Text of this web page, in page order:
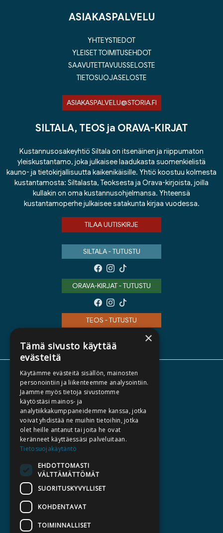
ASIAKASPALVELU
YHTEYSTIEDOT
YLEISET TOIMITUSEHDOT
SAAVUTETTAVUUSSELOSTE
TIETOSUOJASELOSTE
ASIAKASPALVELU@STORIA.FI
SILTALA, TEOS ja ORAVA-KIRJAT
Kustannusosakeyhtiö Siltala on itsenäinen ja riippumaton
yleiskustantamo, joka julkaisee laadukasta suomenkielistä
kauno- ja tietokirjallisuutta kaikenikäisille. Yhtiö koostuu kolmesta
kustantamosta: Siltalasta, Teoksesta ja Orava-kirjoista, joilla
kullakin on oma kustannusohjelmansa. Yhteensä
kustantamoperhe julkaisee satakunta kirjaa vuodessa.
TILAA UUTISKIRJE
SILTALA - TUTUSTU
ORAVA-KIRJAT - TUTUSTU
TEOS - TUTUSTU
TIETOA MEISTÄ
TEKIJÄT
KATALOGIT
AJANKOHTAISTA
HALUATKO KIRJAILIJAKSI
KIRJA TILAUSTYÖNÄ
MEDIALLE
LASKUTUSOSOITTEET
×
Tämä sivusto käyttää
evästeitä
Käytämme evästeitä sisällön, mainosten
personointiin ja liikenteemme analysointiin.
Jaamme myös tietoja sivustomme
käytöstäsi mainos- ja
analytiikkakumppaneidemme kanssa, jotka
voivat yhdistää ne muihin tietoihin, jotka
olet heille antanut tai joita he ovat
keränneet käyttäessäsi palveluitaan.
Tietosuojakäytäntö
EHDOTTOMASTI
VÄLTTÄMÄTTÖMÄT
SUORITUSKYVYLLISET
KOHDENTAVAT
TOIMINNALLISET